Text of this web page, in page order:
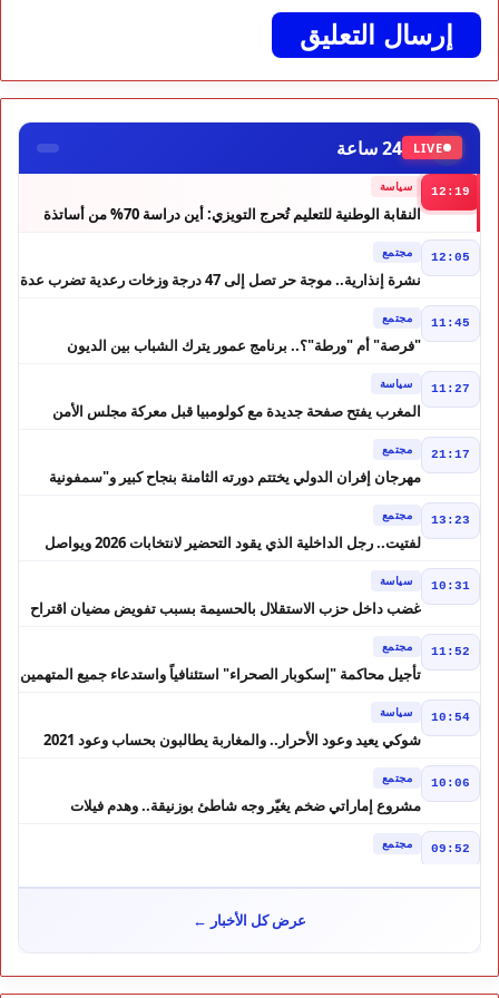
LIVE 24 ساعة
12:19 سياسة
النقابة الوطنية للتعليم تُحرج التويزي: أين دراسة 70% من أساتذة
12:05 مجتمع
نشرة إنذارية.. موجة حر تصل إلى 47 درجة وزخات رعدية تضرب عدة
11:45 مجتمع
"فرصة" أم "ورطة"؟.. برنامج عمور يترك الشباب بين الديون
11:27 سياسة
المغرب يفتح صفحة جديدة مع كولومبيا قبل معركة مجلس الأمن
21:17 مجتمع
مهرجان إفران الدولي يختتم دورته الثامنة بنجاح كبير و"سمفونية
13:23 مجتمع
لفتيت.. رجل الداخلية الذي يقود التحضير لانتخابات 2026 ويواصل
10:31 سياسة
غضب داخل حزب الاستقلال بالحسيمة بسبب تفويض مضيان اقتراح
11:52 مجتمع
تأجيل محاكمة "إسكوبار الصحراء" استئنافياً واستدعاء جميع المتهمين
10:54 سياسة
شوكي يعيد وعود الأحرار.. والمغاربة يطالبون بحساب وعود 2021
10:06 مجتمع
مشروع إماراتي ضخم يغيّر وجه شاطئ بوزنيقة.. وهدم فيلات
09:52 مجتمع
الضحايا
المغرب
09:43 خارج الحدود
عرض كل الأخبار ←